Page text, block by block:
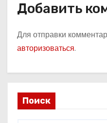
Добавить
Для отправки
авторизоваться.
Поиск